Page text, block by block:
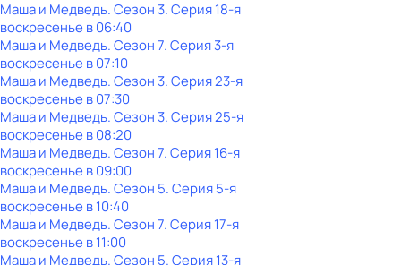
Маша и Медведь. Сезон 3. Серия 18-я
воскресенье в06:40
Маша и Медведь. Сезон 7. Серия 3-я
воскресенье в07:10
Маша и Медведь. Сезон 3. Серия 23-я
воскресенье в07:30
Маша и Медведь. Сезон 3. Серия 25-я
воскресенье в08:20
Маша и Медведь. Сезон 7. Серия 16-я
воскресенье в09:00
Маша и Медведь. Сезон 5. Серия 5-я
воскресенье в10:40
Маша и Медведь. Сезон 7. Серия 17-я
воскресенье в11:00
Маша и Медведь. Сезон 5. Серия 13-я